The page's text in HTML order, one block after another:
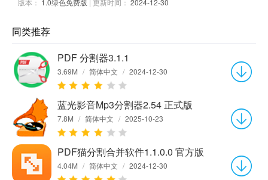
同类推荐
PDF 分割器3.1.1
3.69M / 简体中文 / 2024-12-30
蓝光影音Mp3分割器2.54 正式版
7.8M / 简体中文 / 2025-10-23
PDF猫分割合并软件1.1.0.0 官方版
4.04M / 简体中文 / 2024-12-30